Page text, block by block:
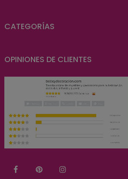
CATEGORÍAS
OPINIONES DE CLIENTES
FacebookPinterest